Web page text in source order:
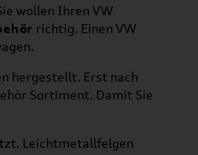
wollen Ihren VW
richtig. Einen VW
hergestellt. Erst nach
Sortiment. Damit Sie
Leichtmetallfelgen